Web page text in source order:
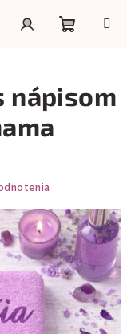
košík
nápisom